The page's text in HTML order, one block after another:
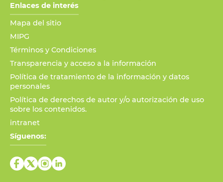
Enlaces de interés
Mapa del sitio
MIPG
Términos y Condiciones
Transparencia y acceso a la información
Política de tratamiento de la información y datos
personales
Política de derechos de autor y/o autorización de uso
sobre los contenidos.
intranet
Síguenos: